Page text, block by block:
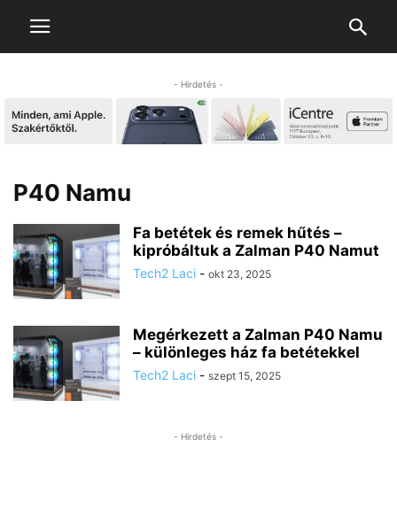
- Hirdetés -
P40 Namu
Fa betétek és remek hűtés –
kipróbáltuk a Zalman P40 Namut
Tech2 Laci - okt 23, 2025
Megérkezett a Zalman P40 Namu
– különleges ház fa betétekkel
Tech2 Laci - szept 15, 2025
- Hirdetés -